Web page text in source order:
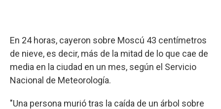
En 24 horas, cayeron sobre Moscú 43 centímetros
de nieve, es decir, más de la mitad de lo que cae de
media en la ciudad en un mes, según el Servicio
Nacional de Meteorología.
"Una persona murió tras la caída de un árbol sobre